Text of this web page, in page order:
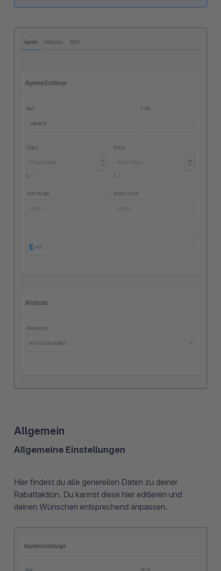
Allgemein
Allgemeine Einstellungen
Hier findest du alle generellen Daten zu deiner
Rabattaktion. Du kannst diese hier editieren und
deinen Wünschen entsprechend anpassen.